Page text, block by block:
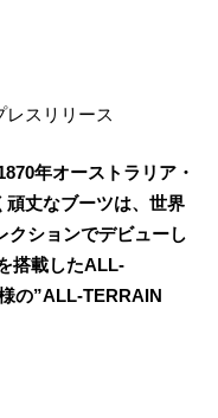
スリリース
年オーストラリア・
頑丈なブーツは、世界
クションでデビューし
搭載したALL-
の”ALL-TERRAIN